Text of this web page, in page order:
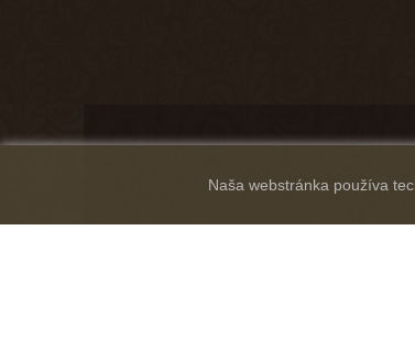
Naša webstránka používa